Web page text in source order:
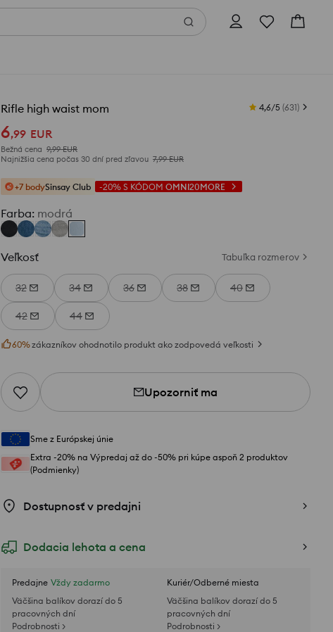
Rifle high waist mom 4,6/5 (631)
6,99 EUR
Bežná cena 9,99 EUR
Najnižšia cena počas 30 dní pred zľavou 7,99 EUR
+7 bodySinsay Club -20% S KÓDOM OMNI20MORE
Farba: modrá
Veľkosť Tabuľka rozmerov
32 34 36 38 40
42 44
60%zákazníkov ohodnotilo produkt ako zodpovedá veľkosti
Upozorniť ma
Sme z Európskej únie
Extra -20% na Výpredaj až do -50% pri kúpe aspoň 2 produktov
(Podmienky)
Dostupnosť v predajni
Dodacia lehota a cena
Predajne Vždy zadarmo
Väčšina balíkov dorazí do 5
pracovných dní
Podrobnosti >
Kuriér/Odberné miesta
Väčšina balíkov dorazí do 5
pracovných dní
Podrobnosti >